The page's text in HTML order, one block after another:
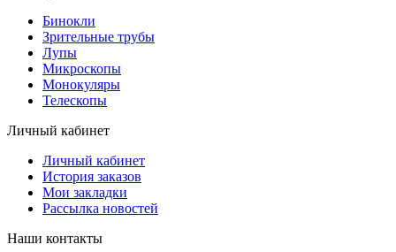
Бинокли
Зрительные трубы
Лупы
Микроскопы
Монокуляры
Телескопы
Личный кабинет
Личный кабинет
История заказов
Мои закладки
Рассылка новостей
Наши контакты